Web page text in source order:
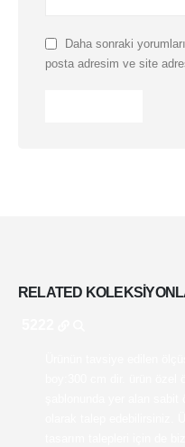
Daha sonraki
posta adresim ve site
RELATED